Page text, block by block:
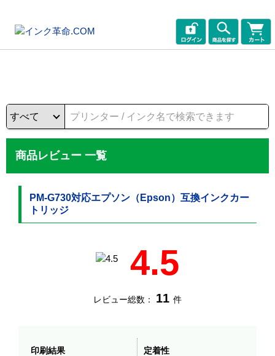
商品レビュー 一覧
PM-G730対応エプソン（Epson）互換インクカー
トリッジ
4.5
レビュー総数： 11 件
印刷結果 定着性